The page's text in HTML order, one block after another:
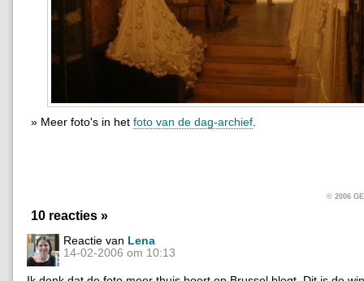
» Meer foto's in het foto van de dag-archief
© 2006
10 reacties »
Reactie van Lena
14-02-2006 om 10:13